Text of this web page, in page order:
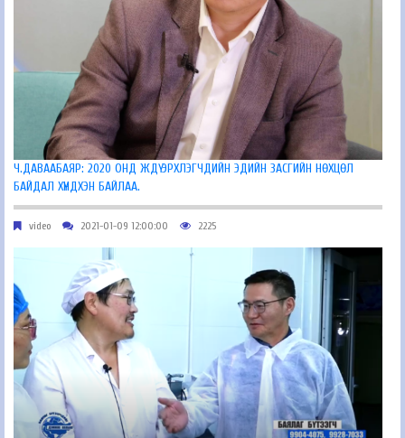
Ч.ДАВААБАЯР: 2020 ОНД ЖДҮ ЭРХЛЭГЧДИЙН ЭДИЙН ЗАСГИЙН НӨХЦӨЛ
БАЙДАЛ ХҮНДХЭН БАЙЛАА.
video 2021-01-09 12:00:00 2225